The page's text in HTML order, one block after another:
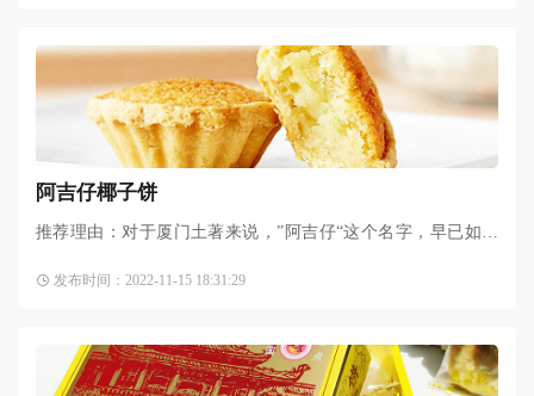
阿吉仔椰子饼
推荐理由：对于厦门土著来说，”阿吉仔“这个名字，早已如雷
厦门馅饼圈内的标杆了。阿吉仔椰子饼是
发布时间：2022-11-15 18:31:29